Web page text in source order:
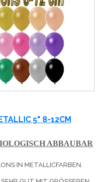
5" 8-12CM
ABBAUBAR
IN METALLICFARBEN.